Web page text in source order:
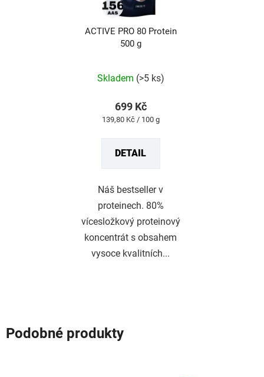
ACTIVE PRO 80 Protein
500 g
produktu
hvězdiček.
Skladem (>5 ks)
699 Kč
Měrná
139,80 Kč / 100 g
DETAIL
Náš bestseller v
proteinech. 80%
vícesložkový proteinový
koncentrát s obsahem
vysoce kvalitních...
Podobné produkty